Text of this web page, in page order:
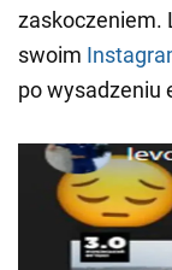
zaskoczeniem.
swoim
po wysadzeniu